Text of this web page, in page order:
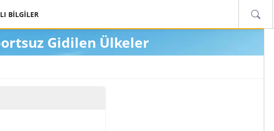
BİLGİLER
Gidilen Ülkeler